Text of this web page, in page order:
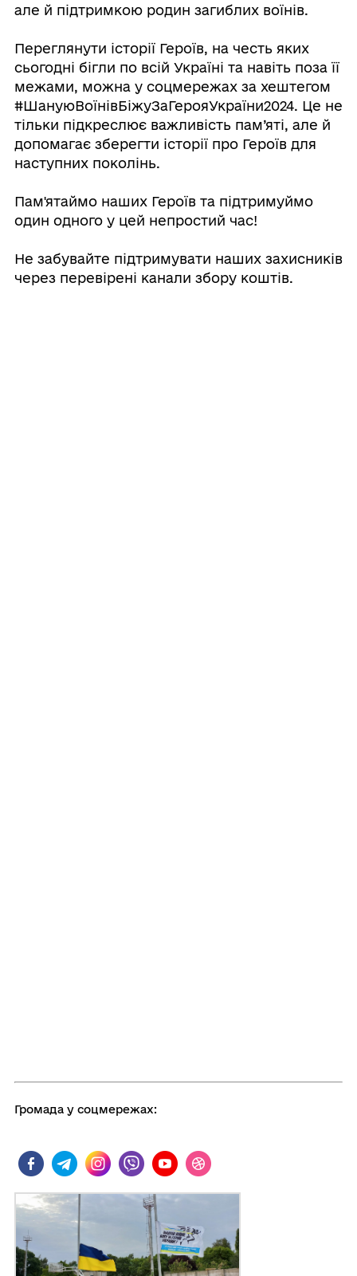
але й підтримкою родин загиблих воїнів.
Переглянути історії Героїв, на честь яких
сьогодні бігли по всій Україні та навіть поза її
межами, можна у соцмережах за хештегом
#ШануюВоїнівБіжуЗаГерояУкраїни2024. Це не
тільки підкреслює важливість пам’яті, але й
допомагає зберегти історії про Героїв для
наступних поколінь.
Пам'ятаймо наших Героїв та підтримуймо
один одного у цей непростий час!
Не забувайте підтримувати наших захисників
через перевірені канали збору коштів.
Громада у соцмережах: